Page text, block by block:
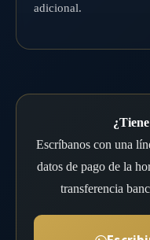
adicional.
Escríbanos con una
datos de pago de la
transferencia